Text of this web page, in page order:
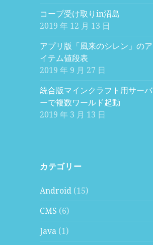
コープ受け取りin沼島
2019 年 12 月 13 日
アプリ版「風来のシレン」のア
イテム値段表
2019 年 9 月 27 日
統合版マインクラフト用サーバ
ーで複数ワールド起動
2019 年 3 月 13 日
カテゴリー
Android (15)
CMS (6)
Java (1)